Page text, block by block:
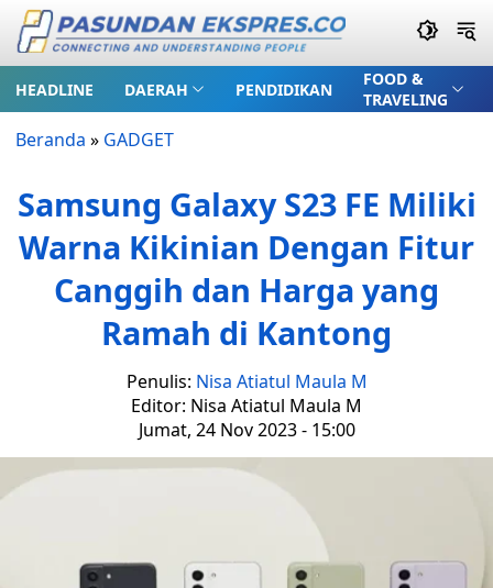
HEADLINE DAERAH PENDIDIKAN
FOOD &
TRAVELING
Beranda » GADGET
Samsung Galaxy S23 FE Miliki
Warna Kikinian Dengan Fitur
Canggih dan Harga yang
Ramah di Kantong
Penulis: Nisa Atiatul Maula M
Editor: Nisa Atiatul Maula M
Jumat, 24 Nov 2023 - 15:00